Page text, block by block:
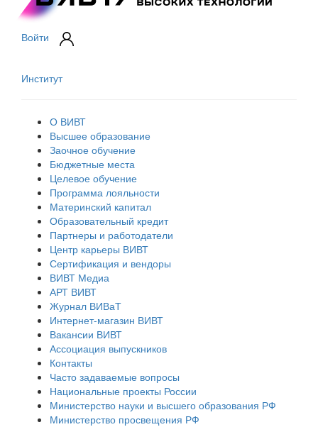
Войти
Институт
О ВИВТ
Высшее образование
Заочное обучение
Бюджетные места
Целевое обучение
Программа лояльности
Материнский капитал
Образовательный кредит
Партнеры и работодатели
Центр карьеры ВИВТ
Сертификация и вендоры
ВИВТ Медиа
АРТ ВИВТ
Журнал ВИВаТ
Интернет-магазин ВИВТ
Вакансии ВИВТ
Ассоциация выпускников
Контакты
Часто задаваемые вопросы
Национальные проекты России
Министерство науки и высшего образования РФ
Министерство просвещения РФ